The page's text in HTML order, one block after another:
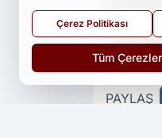
ne
PAYLAŞ
Çerez Politikası
Tüm